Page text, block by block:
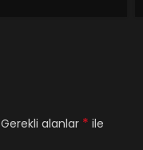
Gerekli alanlar * ile